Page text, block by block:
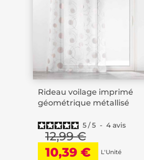
Rideau voilage imprimé
géométrique métallisé
5/5 - 4 avis
12,99 €
10,39 € L'Unité